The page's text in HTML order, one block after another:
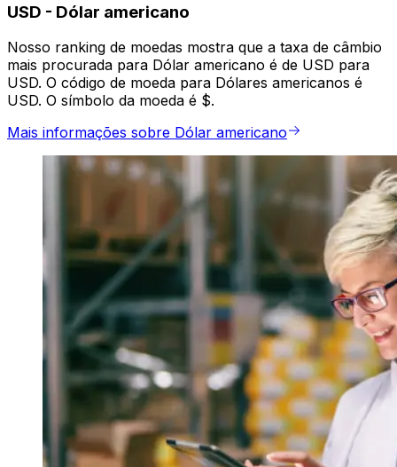
USD - Dólar americano
Nosso ranking de moedas mostra que a taxa de câmbio
mais procurada para Dólar americano é de USD para
USD. O código de moeda para Dólares americanos é
USD. O símbolo da moeda é $.
Mais informações sobre Dólar americano